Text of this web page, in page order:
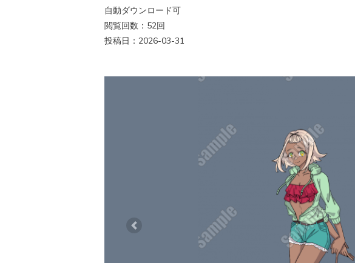
自動ダウンロード可
閲覧回数：52回
投稿日：2026-03-31
Previous